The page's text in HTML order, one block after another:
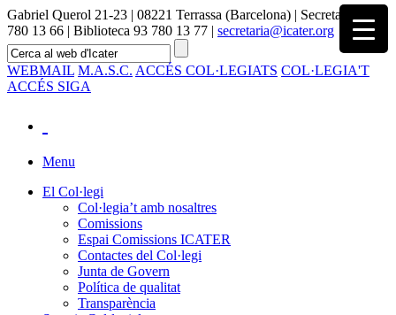
Gabriel Querol 21-23 | 08221 Terrassa (Barcelona) | Secretaria 93
780 13 66 | Biblioteca 93 780 13 77 | secretaria@icater.org
WEBMAIL M.A.S.C. ACCÉS COL·LEGIATS COL·LEGIA'T
ACCÉS SIGA
Menu
El Col·legi
Col·legia’t amb nosaltres
Comissions
Espai Comissions ICATER
Contactes del Col·legi
Junta de Govern
Política de qualitat
Transparència